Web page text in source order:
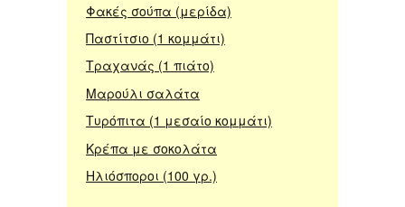
Φακές σούπα (μερίδα)
Παστίτσιο (1 κομμάτι)
Τραχανάς (1 πιάτο)
Μαρούλι σαλάτα
Τυρόπιτα (1 μεσαίο κομμάτι)
Κρέπα με σοκολάτα
Ηλιόσποροι (100 γρ.)